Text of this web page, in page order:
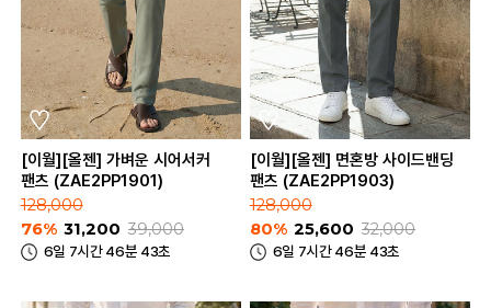
[이월][올젠] 가벼운 시어서커
팬츠 (ZAE2PP1901)
128,000
76% 31,200 39,000
6일 7시간 46분 43초
[이월][올젠] 면혼방 사이드밴딩
팬츠 (ZAE2PP1903)
128,000
80% 25,600 32,000
6일 7시간 46분 43초